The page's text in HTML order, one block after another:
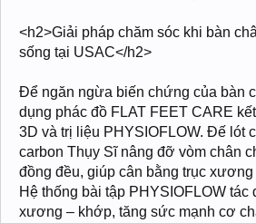
<h2>Giải pháp chăm sóc khi bàn
sống tại USAC</h2>
Để ngăn ngừa biến chứng của bàn
dụng phác đồ FLAT FEET CARE
3D và trị liệu PHYSIOFLOW. Đế lót
carbon Thụy Sĩ nâng đỡ vòm chân
đồng đều, giúp cân bằng trục
Hệ thống bài tập PHYSIOFLOW tác
xương – khớp, tăng sức mạnh cơ